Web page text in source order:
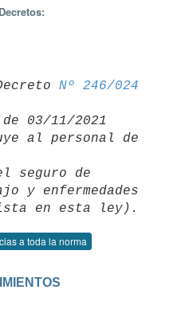
Nº 246/024
03/11/2021
al personal de
seguro de
y enfermedades
a toda la norma